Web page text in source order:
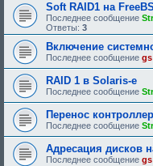
Soft RAID1 на
Последнее сообщение
Ответы: 3
Включение
Последнее сообщение gs
RAID 1 в Solaris-е
Последнее сообщение
Перенос
Последнее сообщение
Адресация дисков
Последнее сообщение gs